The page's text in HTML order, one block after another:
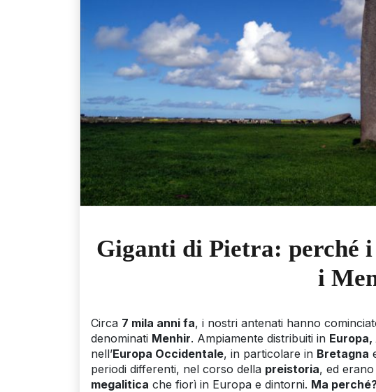
Giganti di Pietra: perché
i
Circa 7 mila anni fa, i nostri antenati hanno
denominati Menhir. Ampiamente distribuiti in
nell’Europa Occidentale, in particolare in Bretagna
periodi differenti, nel corso della preistoria, ed
megalitica che fiorì in Europa e dintorni. Ma